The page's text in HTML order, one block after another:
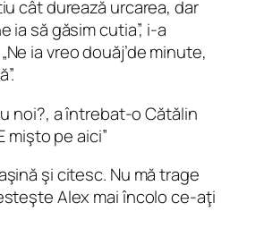
cât durează urcarea, dar
ia să găsim cutia”, i-a
ia vreo douăj’de minute,
noi?, a întrebat‑o Cătălin
mişto pe aici”
şi citesc. Nu mă trage
Alex mai încolo ce-aţi